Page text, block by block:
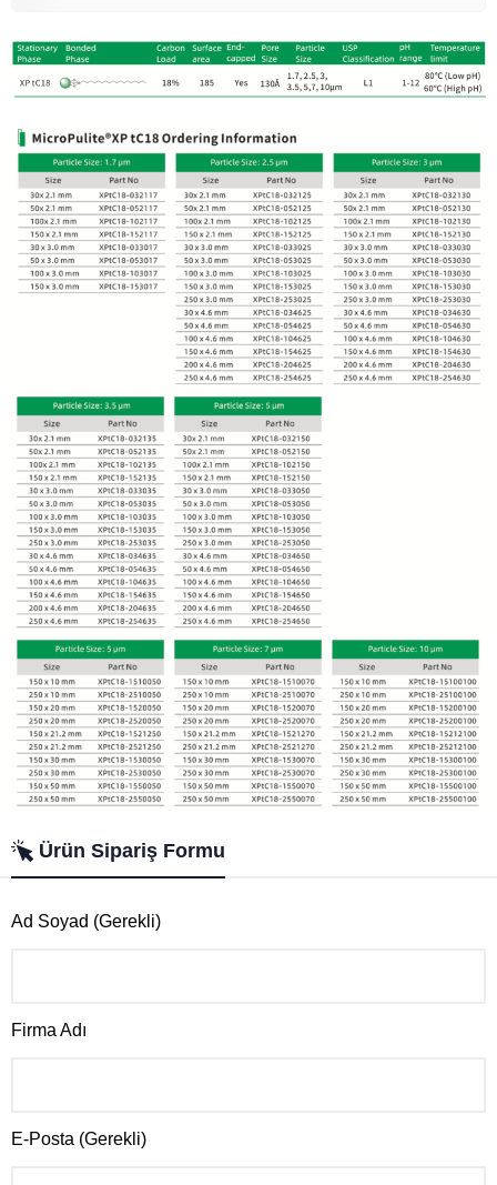
Ürün Sipariş Formu
Ad Soyad (Gerekli)
Firma Adı
E-Posta (Gerekli)